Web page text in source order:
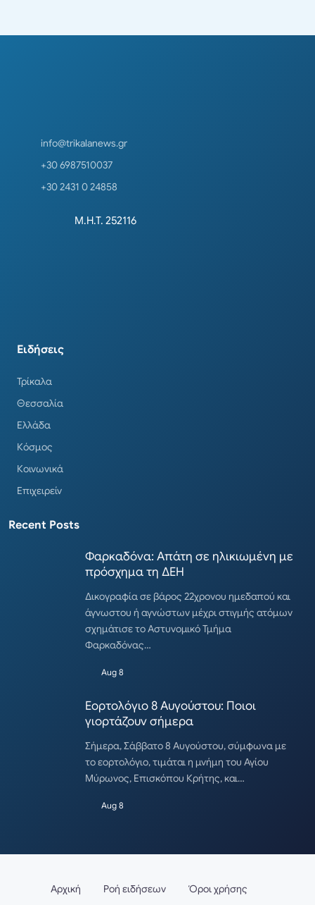
info@trikalanews.gr
+30 6987510037
+30 2431 0 24858
Μ.Η.Τ. 252116
Ειδήσεις
Τρίκαλα
Θεσσαλία
Ελλάδα
Κόσμος
Κοινωνικά
Επιχειρείν
Recent Posts
Φαρκαδόνα: Απάτη σε ηλικιωμένη με
πρόσχημα τη ΔΕΗ
Δικογραφία σε βάρος 22χρονου ημεδαπού και
άγνωστου ή αγνώστων μέχρι στιγμής ατόμων
σχημάτισε το Αστυνομικό Τμήμα
Φαρκαδόνας…
Aug 8
Εορτολόγιο 8 Αυγούστου: Ποιοι
γιορτάζουν σήμερα
Σήμερα, Σάββατο 8 Αυγούστου, σύμφωνα με
το εορτολόγιο, τιμάται η μνήμη του Αγίου
Μύρωνος, Επισκόπου Κρήτης, και…
Aug 8
Αρχική Ροή ειδήσεων Όροι χρήσης